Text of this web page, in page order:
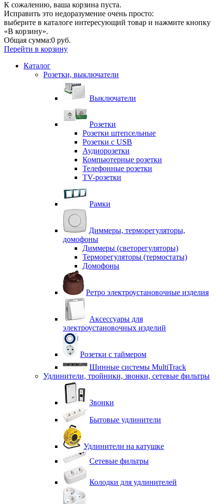
К сожалению, ваша корзина пуста.
Исправить это недоразумение очень просто:
выберите в каталоге интересующий товар и нажмите кнопку
«В корзину».
Общая сумма:0 руб.
Перейти в корзину
Каталог
Розетки, выключатели
Выключатели
Розетки
Розетки штепсельные
Розетки с USB
Аудиорозетки
Компьютерные розетки
Телефонные розетки
TV-розетки
Рамки
Диммеры, терморегуляторы,
домофоны
Диммеры (светорегуляторы)
Терморегуляторы (термостаты)
Домофоны
Ретро электроустановочные изделия
Аксессуары для
электроустановочных изделий
Розетки с таймером
Шинные системы MultiTrack
Удлинители, тройники, звонки, сетевые фильтры
Звонки
Бытовые удлинители
Удлинители на катушке
Сетевые фильтры
Колодки для удлинителей